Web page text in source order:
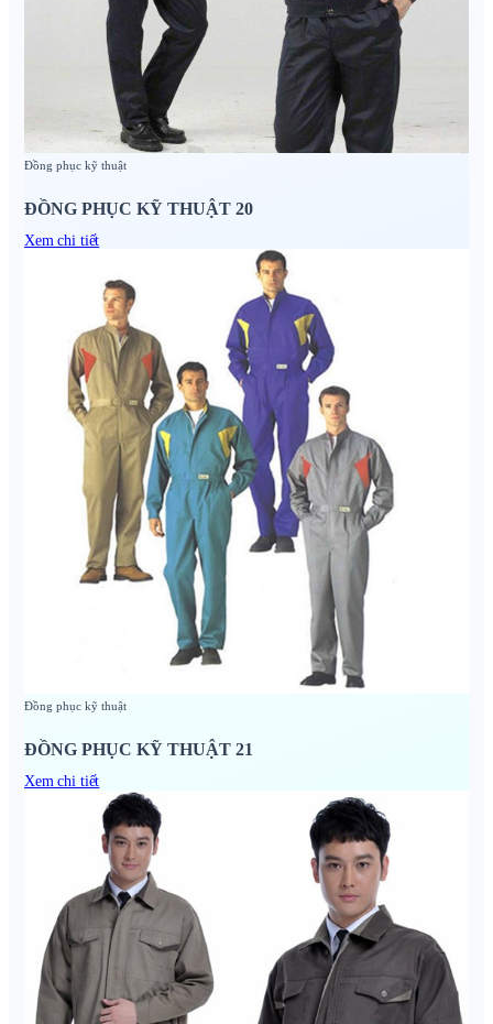
Đồng phục kỹ thuật
ĐỒNG PHỤC KỸ THUẬT 20
Xem chi tiết
Đồng phục kỹ thuật
ĐỒNG PHỤC KỸ THUẬT 21
Xem chi tiết